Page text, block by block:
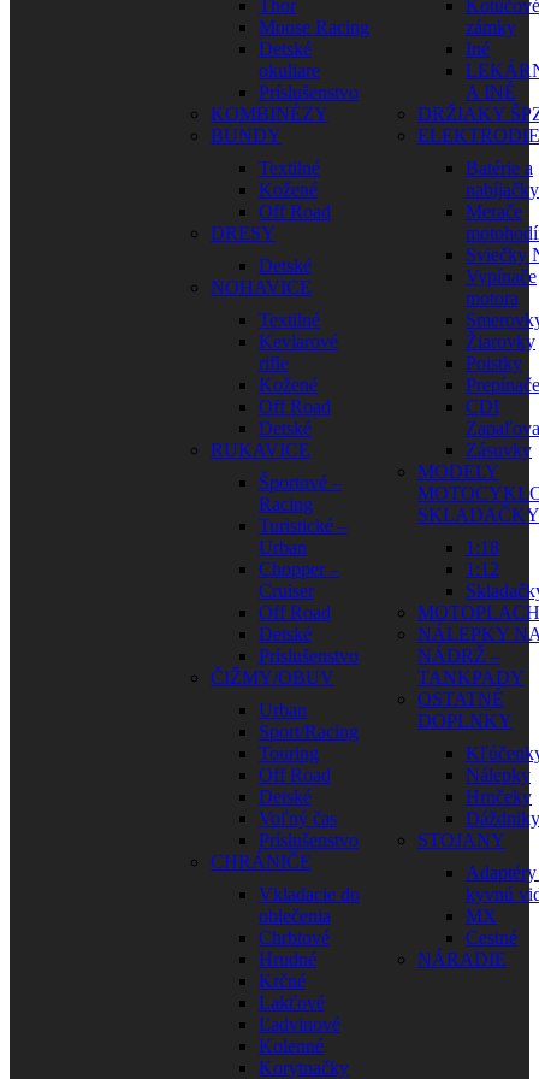
Thor
Moose Racing
Detské
okuliare
Príslušenstvo
KOMBINÉZY
BUNDY
Textilné
Kožené
Off Road
DRESY
Detské
NOHAVICE
Textilné
Kevlarové
rifle
Kožené
Off Road
Detské
RUKAVICE
Športové –
Racing
Turistické –
Urban
Chopper –
Cruiser
Off Road
Detské
Príslušenstvo
ČIŽMY/OBUV
Urban
Sport/Racing
Touring
Off Road
Detské
Voľný čas
Príslušenstvo
CHRÁNIČE
Vkladacie do
oblečenia
Chrbtové
Hrudné
Krčné
Lakťové
Ľadvinové
Kolenné
Korytnačky
Kotúčové
zámky
Iné
A INÉ
DRŽIAKY
Batérie a
nabíjačky
Merače
Sviečky
Vypínače
motora
Žiarovky
Poistky
Prepínače
CDI
Zásuvky
MODELY
SKLADAČKY
1:18
1:12
NÁLEPKY
NÁDRŽ –
TANKPADY
OSTATNÉ
DOPLNKY
Nálepky
Hrnčeky
Dáždniky
STOJANY
kyvnú
MX
Cestné
NÁRADIE